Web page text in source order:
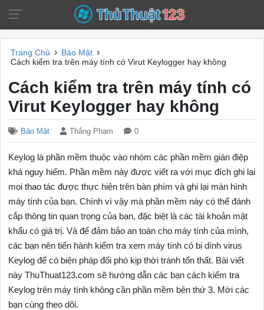
Trang Chủ › Bảo Mật ›
Cách kiểm tra trên máy tính có Virut Keylogger hay không
Cách kiểm tra trên máy tính có
Virut Keylogger hay không
Bảo Mật Thắng Phạm 0
Keylog là phần mềm thuộc vào nhóm các phần mềm gián điệp
khá nguy hiểm. Phần mềm này được viết ra với mục đích ghi lại
mọi thao tác được thực hiện trên bàn phím và ghi lại màn hình
máy tính của bạn. Chính vì vậy mà phần mềm này có thể đánh
cắp thông tin quan trọng của bạn, đặc biệt là các tài khoản mật
khẩu có giá trị. Và để đảm bảo an toàn cho máy tính của mình,
các bạn nên tiến hành kiểm tra xem máy tính có bị dính virus
Keylog để có biện pháp đối phó kịp thời tránh tổn thất. Bài viết
này ThuThuat123.com sẽ hướng dẫn các bạn cách kiểm tra
Keylog trên máy tính không cần phần mềm bên thứ 3. Mời các
bạn cùng theo dõi.